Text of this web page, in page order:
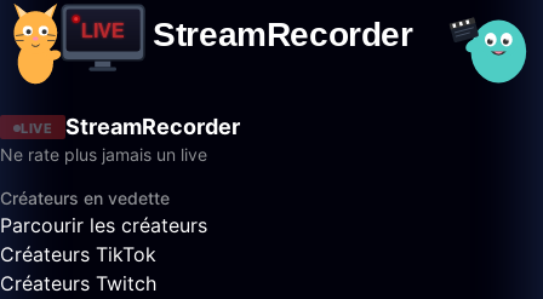
LIVE StreamRecorder
Ne rate plus jamais un live
Créateurs en vedette
Parcourir les créateurs
Créateurs TikTok
Créateurs Twitch